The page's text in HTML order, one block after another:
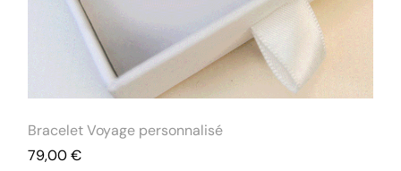
Bracelet Voyage personnalisé
79,00€